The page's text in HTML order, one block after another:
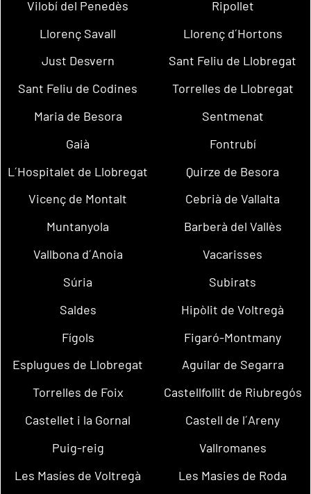
Vilobí del Penedès
Ripollet
Llorenç Savall
Llorenç d´Hortons
Just Desvern
Sant Feliu de Llobregat
Sant Feliu de Codines
Torrelles de Llobregat
Maria de Besora
Sentmenat
Gaià
Fontrubí
L´Hospitalet de Llobregat
Quirze de Besora
Vicenç de Montalt
Cebrià de Vallalta
Muntanyola
Barberà del Vallès
Vallbona d´Anoia
Vacarisses
Súria
Subirats
Saldes
Hipòlit de Voltregà
Fígols
Figaró-Montmany
Esplugues de Llobregat
Aguilar de Segarra
Torrelles de Foix
Castellfollit de Riubregós
Castellet i la Gornal
Castell de l´Areny
Puig-reig
Vallromanes
Les Masíes de Voltregà
Les Masies de Roda